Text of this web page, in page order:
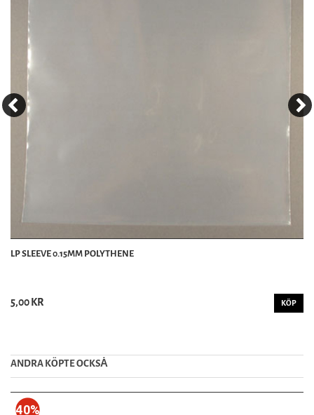
LP SLEEVE 0.15MM POLYTHENE
5,00 KR KÖP
ANDRA KÖPTE OCKSȦ
40%